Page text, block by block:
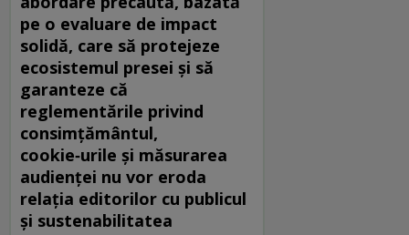
pe o evaluare de impact
solidă, care să protejeze
ecosistemul presei și să
garanteze că
reglementările privind
consimțământul,
cookie‑urile și măsurarea
audienței nu vor eroda
relația editorilor cu publicul
și sustenabilitatea